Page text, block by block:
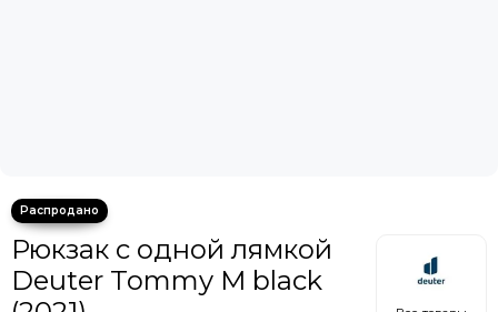
Рюкзак с одной лямкой
Deuter Tommy M black